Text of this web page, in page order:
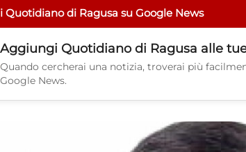
Quotidiano di Ragusa su Google News
Aggiungi Quotidiano di Ragusa alle
Quando cercherai una notizia, troverai più
Google News.